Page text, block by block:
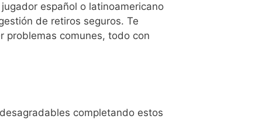
español o latinoamericano
de retiros seguros. Te
problemas comunes, todo con
completando estos